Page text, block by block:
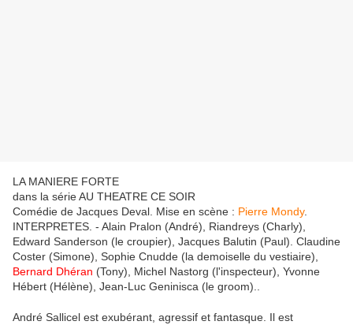
LA MANIERE FORTE
dans la série AU THEATRE CE SOIR
Comédie de Jacques Deval. Mise en scène : Pierre Mondy.
INTERPRETES. - Alain Pralon (André), Riandreys (Charly),
Edward Sanderson (le croupier), Jacques Balutin (Paul). Claudine
Coster (Simone), Sophie Cnudde (la demoiselle du vestiaire),
Bernard Dhéran (Tony), Michel Nastorg (l'inspecteur), Yvonne
Hébert (Hélène), Jean-Luc Geninisca (le groom)..
André Sallicel est exubérant, agressif et fantasque. Il est